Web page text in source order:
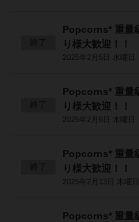
Popcorns* 重量
り様大歓迎！！
2025年2月5日 水曜日
Popcorns* 重量
り様大歓迎！！
2025年2月6日 木曜日
Popcorns* 重量
り様大歓迎！！
2025年2月13日 木曜日
Popcorns* 重量